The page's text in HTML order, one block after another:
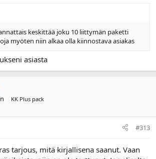
keskittää joku 10 liittymän paketti
myöten niin alkaa olla kiinnostava asiakas
asiasta
KK Plus pack
#313
tarjous, mitä kirjallisena saanut. Vaan